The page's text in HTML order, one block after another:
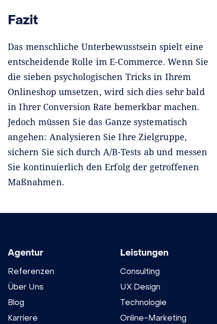
Fazit
Das menschliche Unterbewusstsein spielt eine
entscheidende Rolle im E-Commerce. Wenn Sie
die sieben psychologischen Tricks in Ihrem
Onlineshop umsetzen, wird sich dies sehr bald
in Ihrer Conversion Rate bemerkbar machen.
Jedoch müssen Sie das Ganze systematisch
angehen: Analysieren Sie Ihre Zielgruppe,
sichern Sie sich durch A/B-Tests ab und messen
Sie kontinuierlich den Erfolg der getroffenen
Maßnahmen.
Agentur
Referenzen
Über Uns
Blog
Karriere
Leistungen
Consulting
UX Design
Technologie
Online-Marketing